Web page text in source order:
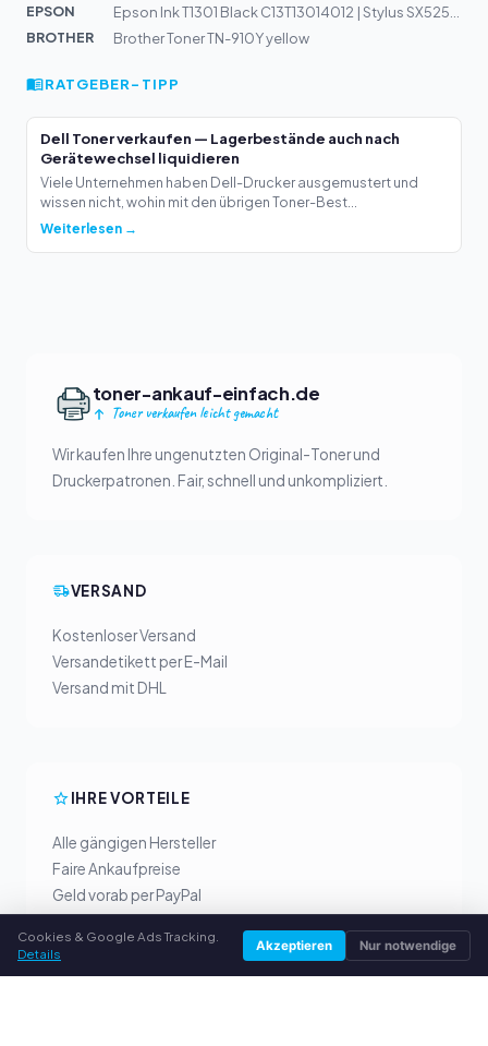
EPSON
BROTHER
Brother Toner TN-910Y yellow
RATGEBER-TIPP
Dell Toner verkaufen — Lagerbestände auch nach
Gerätewechsel liquidieren
Viele Unternehmen haben Dell-Drucker ausgemustert und
wissen nicht, wohin mit den übrigen Toner-Best...
Weiterlesen →
toner-ankauf-einfach.de
Toner verkaufen leicht gemacht
Wir kaufen Ihre ungenutzten Original-Toner und
Druckerpatronen. Fair, schnell und unkompliziert.
VERSAND
Kostenloser Versand
Versandetikett per E-Mail
Versand mit DHL
IHRE VORTEILE
Alle gängigen Hersteller
Faire Ankaufpreise
Geld vorab per PayPal
Cookies & Google Ads Tracking.
Details
Akzeptieren Nur notwendige